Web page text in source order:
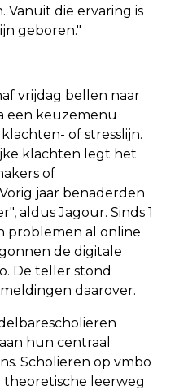
die ervaring is
geboren."
vrijdag bellen naar
een keuzemenu
of stresslijn.
klachten legt het
of
jaar benaderden
aldus Jagour. Sinds 1
problemen al online
de digitale
De teller stond
daarover.
hun centraal
Scholieren op vmbo
leerweg